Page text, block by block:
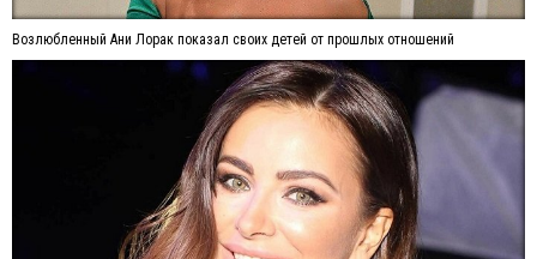
Возлюбленный Ани Лорак показал своих детей от прошлых отношений